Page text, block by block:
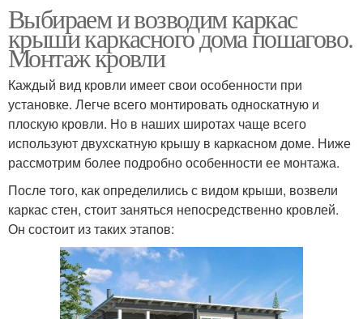
Выбираем и возводим каркас
крыши каркасного дома пошагово.
Монтаж кровли
Каждый вид кровли имеет свои особенности при
установке. Легче всего монтировать односкатную и
плоскую кровли. Но в наших широтах чаще всего
используют двухскатную крышу в каркасном доме. Ниже
рассмотрим более подробно особенности ее монтажа.
После того, как определились с видом крыши, возвели
каркас стен, стоит заняться непосредственно кровлей.
Он состоит из таких этапов: